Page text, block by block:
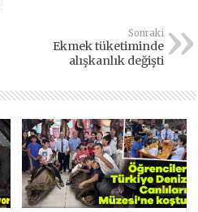
Sonraki
Ekmek tüketiminde
alışkanlık değişti